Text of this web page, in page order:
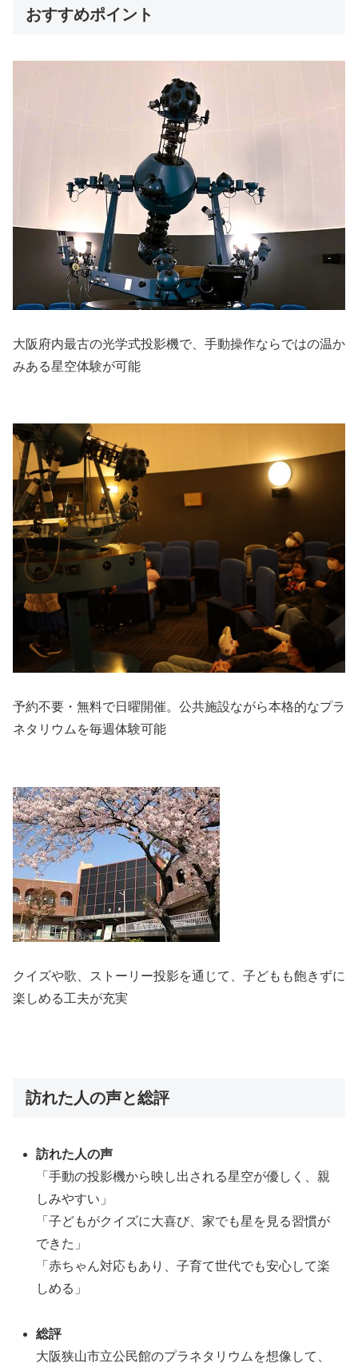
おすすめポイント
大阪府内最古の光学式投影機で、手動操作ならではの温か
みある星空体験が可能
予約不要・無料で日曜開催。公共施設ながら本格的なプラ
ネタリウムを毎週体験可能
クイズや歌、ストーリー投影を通じて、子どもも飽きずに
楽しめる工夫が充実
訪れた人の声と総評
訪れた人の声
「手動の投影機から映し出される星空が優しく、親
しみやすい」
「子どもがクイズに大喜び、家でも星を見る習慣が
できた」
「赤ちゃん対応もあり、子育て世代でも安心して楽
しめる」
総評
大阪狭山市立公民館のプラネタリウムを想像して、